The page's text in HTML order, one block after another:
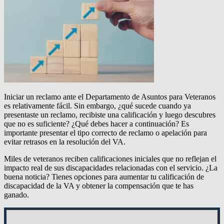
Iniciar un reclamo ante el Departamento de Asuntos para Veteranos
es relativamente fácil. Sin embargo, ¿qué sucede cuando ya
presentaste un reclamo, recibiste una calificación y luego descubres
que no es suficiente? ¿Qué debes hacer a continuación? Es
importante presentar el tipo correcto de reclamo o apelación para
evitar retrasos en la resolución del VA.
Miles de veteranos reciben calificaciones iniciales que no reflejan el
impacto real de sus discapacidades relacionadas con el servicio. ¿La
buena noticia? Tienes opciones para aumentar tu calificación de
discapacidad de la VA y obtener la compensación que te has
ganado.